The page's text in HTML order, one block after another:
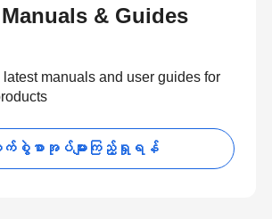
Manuals & Guides
manuals and user guides for
စွဲစာအုပ်များကြည့်ရှုရန်